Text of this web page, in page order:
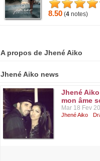
8.50 (4 notes)
A propos de Jhené Aiko
Jhené Aiko news
Jhené
mon âme
Mar 18 Fev
Jhené Aiko